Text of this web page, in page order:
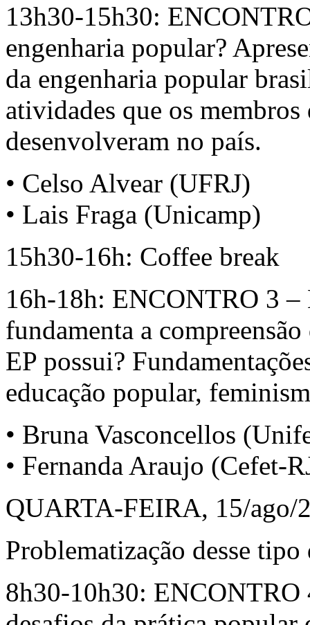
13h30-15h30:
engenharia popular?
da engenharia popular
atividades que os
desenvolveram no país.
• Celso Alvear (UFRJ)
• Lais Fraga (Unicamp)
15h30-16h: Coffee break
16h-18h: ENCONTRO 3 –
fundamenta a
EP possui?
educação popular,
• Bruna Vasconcellos
• Fernanda Araujo (Cefet-
QUARTA-FEIRA, 15/ago/
Problematização desse
8h30-10h30: ENCONTRO